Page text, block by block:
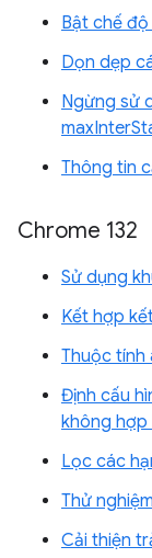
Bật chế
Dọn dẹp
Ngừng sử
Thông tin
Chrome 132
Sử dụng
Kết hợp
Thuộc tính
Định cấu
không hợp
Lọc các
Thử
Cải thiện